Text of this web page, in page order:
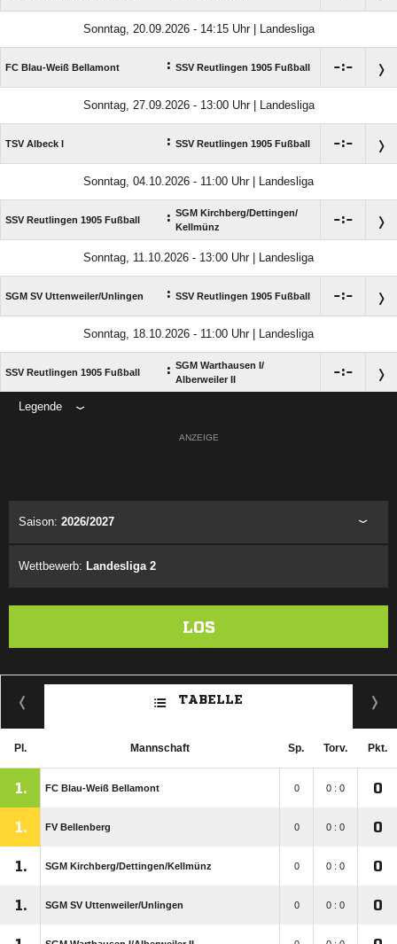
Sonntag, 20.09.2026 - 14:15 Uhr | Landesliga
FC Blau-Weiß Bellamont : SSV Reutlingen 1905 Fußball :
Sonntag, 27.09.2026 - 13:00 Uhr | Landesliga
TSV Albeck I : SSV Reutlingen 1905 Fußball :
Sonntag, 04.10.2026 - 11:00 Uhr | Landesliga
SSV Reutlingen 1905 Fußball : SGM Kirchberg/​Dettingen/​
Kellmünz
:
Sonntag, 11.10.2026 - 13:00 Uhr | Landesliga
SGM SV Uttenweiler/​Unlingen : SSV Reutlingen 1905 Fußball :
Sonntag, 18.10.2026 - 11:00 Uhr | Landesliga
SSV Reutlingen 1905 Fußball : SGM Warthausen I/​
Alberweiler II
:
Legende
ANZEIGE
Saison: 2026/2027
Wettbewerb: Landesliga 2
LOS
TABELLE
Pl. Mannschaft Sp. Torv. Pkt.
1. FC Blau-Weiß Bellamont 0 0 : 0 0
1. FV Bellenberg 0 0 : 0 0
1. SGM Kirchberg/​Dettingen/​Kellmünz 0 0 : 0 0
1. SGM SV Uttenweiler/​Unlingen 0 0 : 0 0